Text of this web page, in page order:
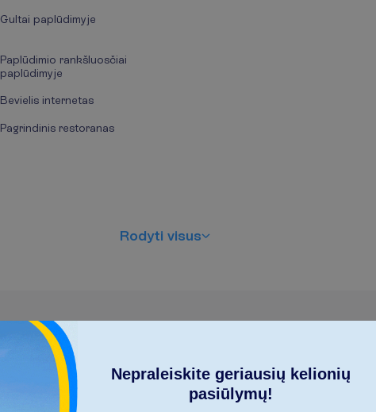
Gultai paplūdimyje
Paplūdimio rankšluosčiai
paplūdimyje
Bevielis internetas
Pagrindinis restoranas
Rodyti visus
k asmenų keliau
Nepraleiskite geriausių kelionių
pasiūlymų!